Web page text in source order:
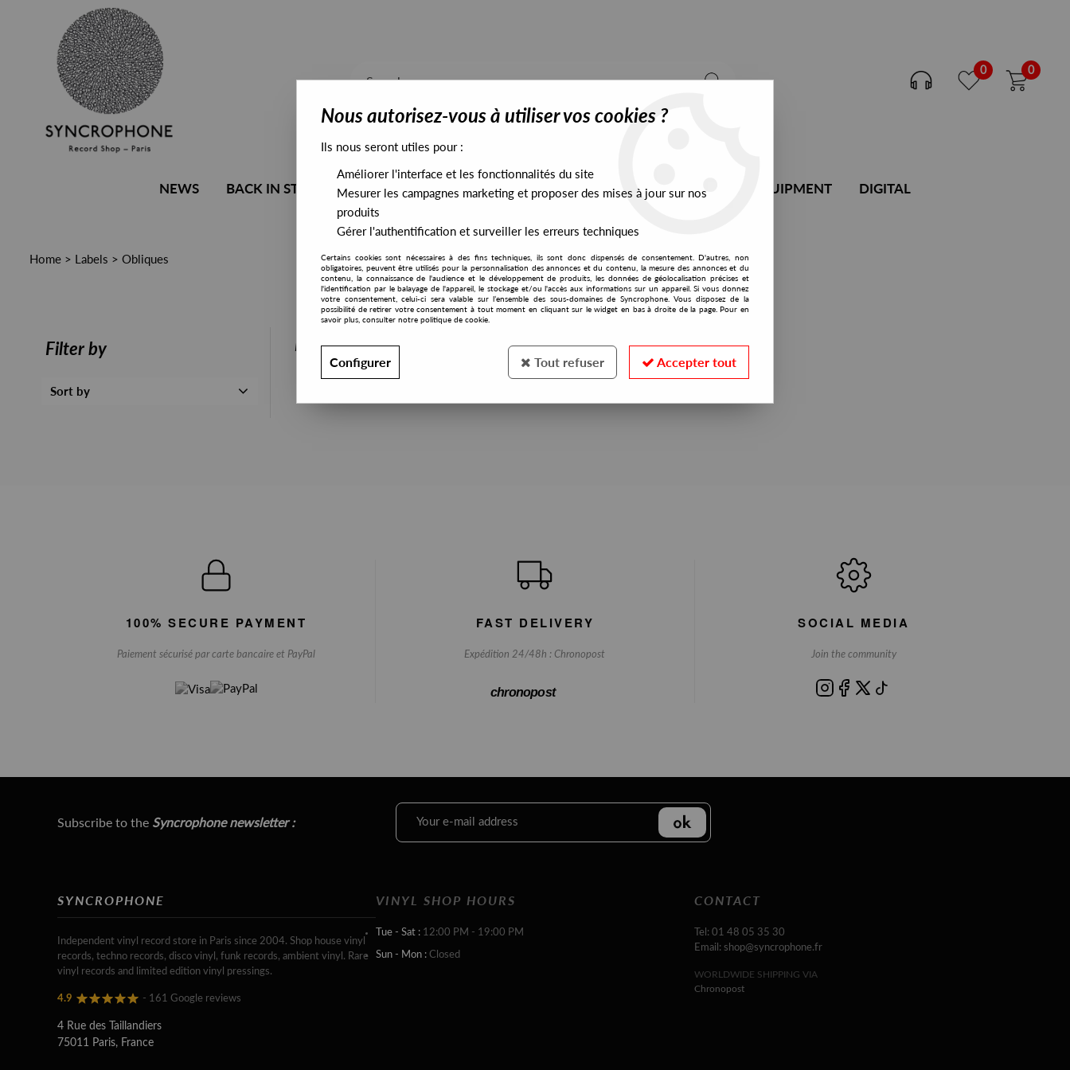
0 0
NEWS BACK IN STOCK ALL STOCK EXCLUSIVES PRESALES EXCLUSIVES DJ EQUIPMENT DIGITAL
Home > Labels > Obliques
Filter by
Sort by
PRESALES EXCLUSIVES
100% SECURE PAYMENT
Paiement sécurisé par carte bancaire et PayPal
FAST DELIVERY
Expédition 24/48h : Chronopost
chronopost
SOCIAL MEDIA
Join the community
Subscribe to the Syncrophone newsletter :
SYNCROPHONE
Independent vinyl record store in Paris since 2004. Shop house vinyl
records, techno records, disco vinyl, funk records, ambient vinyl. Rare
vinyl records and limited edition vinyl pressings.
4.9 - 161 Google reviews
4 Rue des Taillandiers
75011 Paris, France
VINYL SHOP HOURS
Tue - Sat : 12:00 PM - 19:00 PM
Sun - Mon : Closed
CONTACT
Tel: 01 48 05 35 30
Email: shop@syncrophone.fr
WORLDWIDE SHIPPING VIA
Chronopost
Nous autorisez-vous à utiliser vos cookies ?
Ils nous seront utiles pour :
Améliorer l'interface et les fonctionnalités du site
Mesurer les campagnes marketing et proposer des mises à jour sur nos
produits
Gérer l'authentification et surveiller les erreurs techniques
Certains cookies sont nécessaires à des fins techniques, ils sont donc dispensés de consentement. D'autres, non
obligatoires, peuvent être utilisés pour la personnalisation des annonces et du contenu, la mesure des annonces et du
contenu, la connaissance de l'audience et le développement de produits, les données de géolocalisation précises et
l'identification par le balayage de l'appareil, le stockage et/ou l'accès aux informations sur un appareil. Si vous donnez
votre consentement, celui-ci sera valable sur l’ensemble des sous-domaines de Syncrophone. Vous disposez de la
possibilité de retirer votre consentement à tout moment en cliquant sur le widget en bas à droite de la page. Pour en
savoir plus, consulter notre politique de cookie.
Configurer Tout refuser Accepter tout